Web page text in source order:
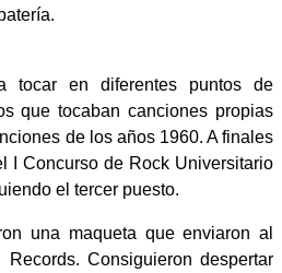
tocar en diferentes puntos de
que tocaban canciones propias
de los años 1960. A finales
I Concurso de Rock Universitario
el tercer puesto.
una maqueta que enviaron al
Consiguieron despertar